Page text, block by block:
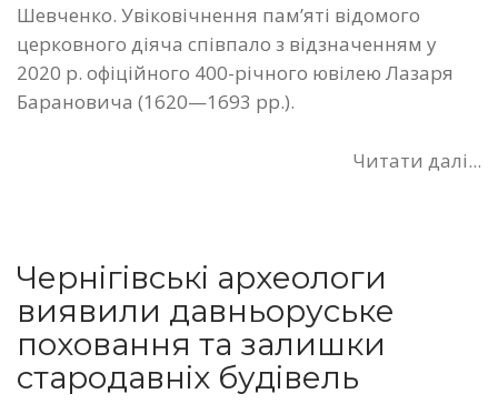
Шевченко. Увіковічнення пам’яті відомого
церковного діяча співпало з відзначенням у
2020 р. офіційного 400-річного ювілею Лазаря
Барановича (1620—1693 рр.).
Читати далі...
Чернігівські археологи
виявили давньоруське
поховання та залишки
стародавніх будівель